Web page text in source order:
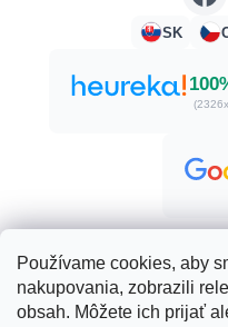
Používame cookies, aby
nakupovania, zobrazili
obsah. Môžete ich prijať
SK